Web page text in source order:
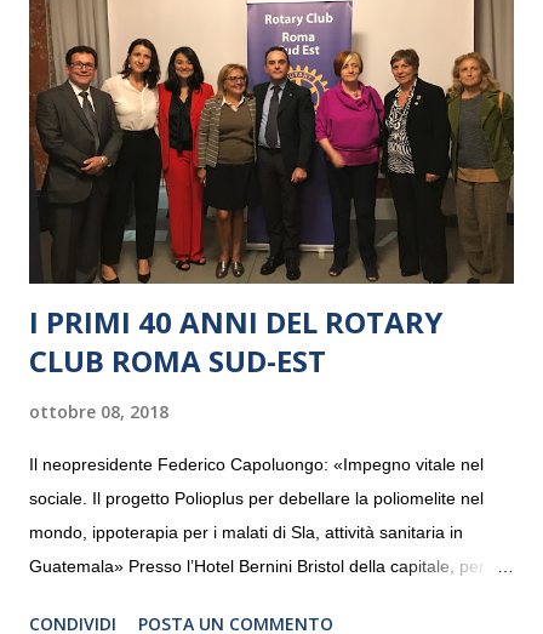
I PRIMI 40 ANNI DEL ROTARY
CLUB ROMA SUD-EST
ottobre 08, 2018
Il neopresidente Federico Capoluongo: «Impegno vitale nel
sociale. Il progetto Polioplus per debellare la poliomelite nel
mondo, ippoterapia per i malati di Sla, attività sanitaria in
Guatemala» Presso l’Hotel Bernini Bristol della capitale, per la
CONDIVIDI POSTA UN COMMENTO